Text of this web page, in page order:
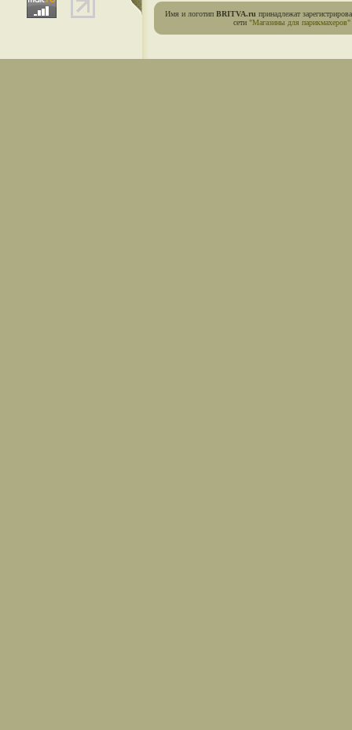
Имя и логотип BRITVA.ru принадлежат
сети "Магазины для парикмахеров"